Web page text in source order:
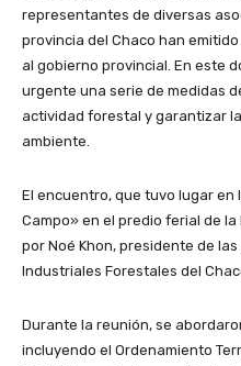
representantes de diversas
provincia del Chaco han
al gobierno provincial. En este
urgente una serie de medidas
actividad forestal y garantizar
ambiente.
El encuentro, que tuvo lugar en
Campo» en el predio ferial de
por Noé Khon, presidente de
Industriales Forestales del
Durante la reunión, se
incluyendo el Ordenamiento